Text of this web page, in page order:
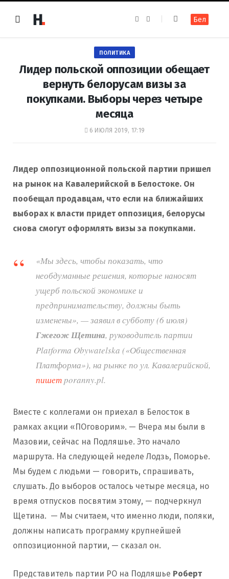
e
k
t
a
m
Бел
ПОЛИТИКА
Лидер польской оппозиции обещает
вернуть белорусам визы за
покупками. Выборы через четыре
месяца
6 ИЮЛЯ 2019, 17:19
Лидер оппозиционной польской партии пришел
на рынок на Кавалерийской в Белостоке. Он
пообещал продавцам, что если на ближайших
выборах к власти придет оппозиция, белорусы
снова смогут оформлять визы за покупками.
«Мы здесь, чтобы показать, что
необдуманные решения, которые наносят
ущерб польской экономике и
предпринимательству, должны быть
изменены», — заявил в субботу (6 июля)
Гжегож Щетина, руководитель партии
Platforma Obywatelska («Общественная
Платформа»), на рынке по ул. Кавалерийской,
пишетporanny.pl.
Вместе с коллегами он приехал в Белосток в
рамках акции «ПОговорим». — Вчера мы были в
Мазовии, сейчас на Подляшье. Это начало
маршрута. На следующей неделе Лодзь, Поморье.
Мы будем с людьми — говорить, спрашивать,
слушать. До выборов осталось четыре месяца, но
время отпусков посвятим этому, — подчеркнул
Щетина. — Мы считаем, что именно люди, поляки,
должны написать программу крупнейшей
оппозиционной партии, — сказал он.
Представитель партии РО на Подляшье Роберт